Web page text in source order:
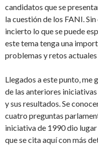
candidatos que se
la cuestión de los FANI.
incierto lo que se puede
este tema tenga una
problemas y retos actuales
Llegados a este punto, me
de las anteriores
y sus resultados. Se
cuatro preguntas
iniciativa de 1990 dio
que se cita aquí con más